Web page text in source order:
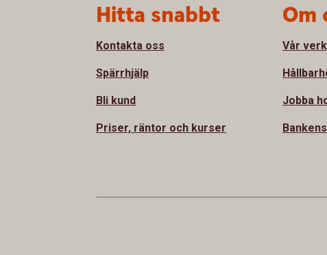
Hitta snabbt
Kontakta oss
Spärrhjälp
Bli kund
Priser, räntor och kurser
Om
Vår
Jobba